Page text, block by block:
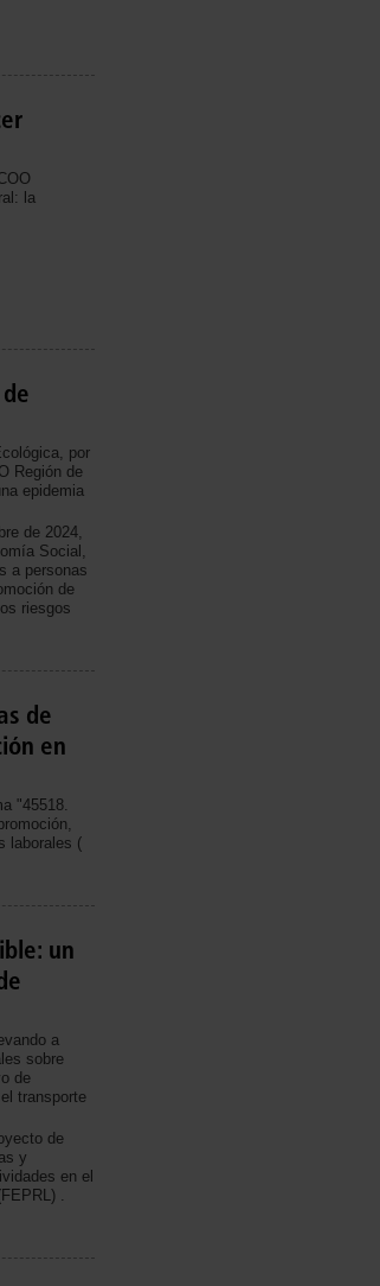
la
por
Región de
epidemia
de 2024,
Social,
a personas
de
riesgos
de
en
"45518.
laborales (
un
a
sobre
de
transporte
de
y
en el
.